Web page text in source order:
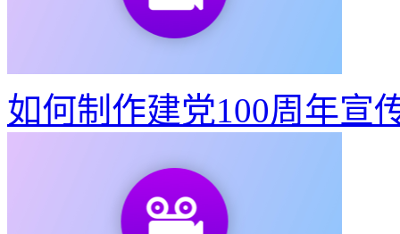
快速将视频转GIF动图